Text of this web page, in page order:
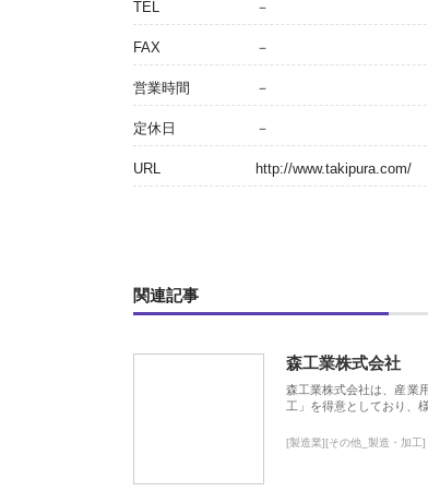
TEL －
FAX －
営業時間 －
定休日 －
URL http://www.takipura.com/
関連記事
森工業株式会社
森工業株式会社は、産業
工」を得意としており、
[製造業][その他_製造・加工]